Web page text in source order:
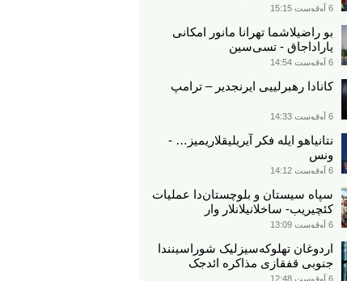
6 آوقوست 15:15
بو راضیلاشما تهرانا مانور امکانی
یاراداجاق - تسی‌سین
6 آوقوست 14:54
کانادا رهبرلییی ایرنجدیر – ترامپ
6 آوقوست 14:33
نتانیاهو ایله فکر آیریلیقلاریمیز… -
ونس
6 آوقوست 14:12
سپاه سیستان و بلوچستان‌دا عملیات
کئچیریب- ساخلانیلانلار وار
6 آوقوست 13:09
اردوغان تهلوکه‌سیزلیک شوراسینندا
جنوبی قفقازی مذاکره ائد‌جک
6 آوقوست 12:48